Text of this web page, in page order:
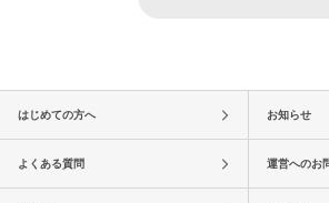
はじめての方へ お知らせ
よくある質問 運営へのお